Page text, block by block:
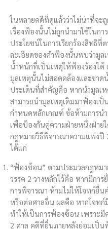
ในหลายคดีที่ดูแล้วว่าไม่น่าที่จะ
เรื่องฟ้องนั้นไม่ถูกนำมาใช้ในก
ประโยชน์ในการเรียกร้องสิทธิ
ละเอียดของคำฟ้องนั้นพบว่ามูล
น้ำหนักที่เป็นเหตุให้ฟ้องร้องได้
มูลเหตุนั้นไม่สอดคล้องและขา
ประเด็นที่สำคัญคือ หากนำมูลเ
สามารถนำมูลเหตุเดิมมาฟ้องเ
กำหนดหลักเกณฑ์ ข้อห้ามการน
เพื่อป้องกันคู่ความฝ่ายหนึ่งฝ่าย
กฎหมายวิธีพิจารณาความแพ่งปี
ได้แก่
“ฟ้องซ้อน” ตามประมวลกฎหม
วรรค 2 วางหลักไว้คือ หากมีกา
การพิจารณา ห้ามไม่ให้โจทก์ยื่น
หรือต่อศาลอื่น ผลคือ หากโจทก์
ทำให้เป็นการฟ้องซ้อน เพราะมี
2 ศาล คดีที่ยื่นภายหลังย่อมเป็น